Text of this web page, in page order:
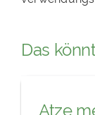
Das
Atze